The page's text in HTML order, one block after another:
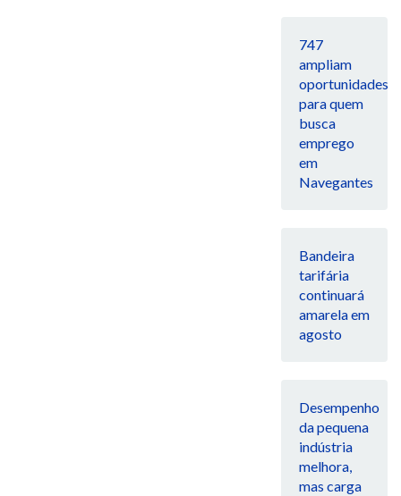
747
ampliam
oportunidades
para quem
busca
emprego
em
Navegantes
Bandeira
tarifária
continuará
amarela em
agosto
Desempenho
da pequena
indústria
melhora,
mas carga